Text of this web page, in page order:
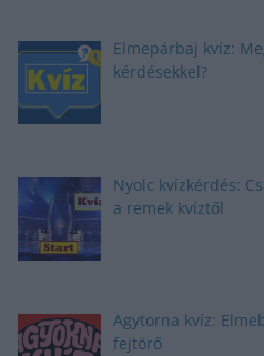
Elmepárbaj kvíz:
kérdésekkel?
Nyolc kvízkérdés:
a remek kvíztől
Agytorna kvíz:
fejtörő